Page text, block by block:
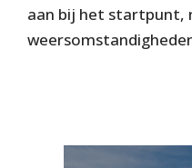
aan bij het startpunt,